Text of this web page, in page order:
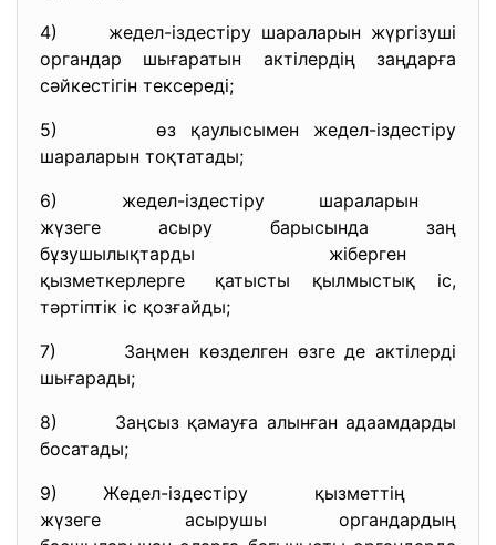
4) жедел-іздестіру шараларын жүргізуші
органдар шығаратын актілердің заңдарға
сәйкестігін тексереді;
5) өз қаулысымен жедел-іздестіру
шараларын тоқтатады;
6) жедел-іздестіру шараларын
жүзеге асыру барысында заң
бұзушылықтарды жіберген
қызметкерлерге қатысты қылмыстық іс,
тәртіптік іс қозғайды;
7) Заңмен көзделген өзге де актілерді
шығарады;
8) Заңсыз қамауға алынған адаамдарды
босатады;
9) Жедел-іздестіру қызметтің
жүзеге асырушы органдардың